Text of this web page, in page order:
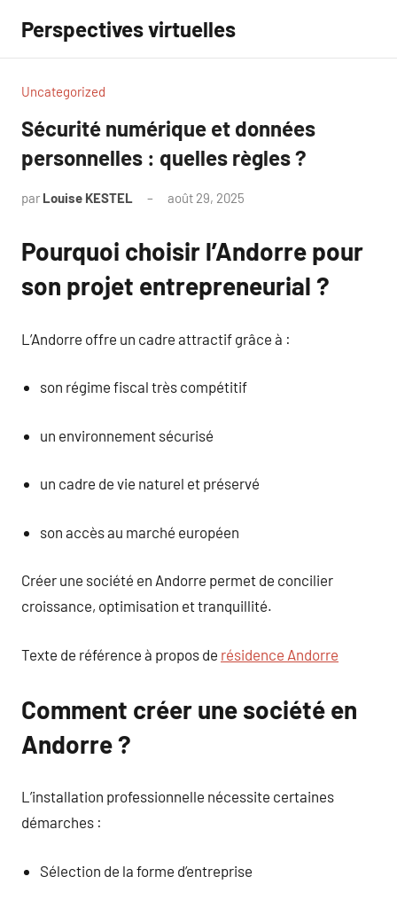
contenu
Perspectives virtuelles
Uncategorized
Sécurité numérique et données
personnelles : quelles règles ?
par Louise KESTEL août 29, 2025
Pourquoi choisir l’Andorre pour
son projet entrepreneurial ?
L’Andorre offre un cadre attractif grâce à :
son régime fiscal très compétitif
un environnement sécurisé
un cadre de vie naturel et préservé
son accès au marché européen
Créer une société en Andorre permet de concilier
croissance, optimisation et tranquillité.
Texte de référence à propos de résidence Andorre
Comment créer une société en
Andorre ?
L’installation professionnelle nécessite certaines
démarches :
Sélection de la forme d’entreprise